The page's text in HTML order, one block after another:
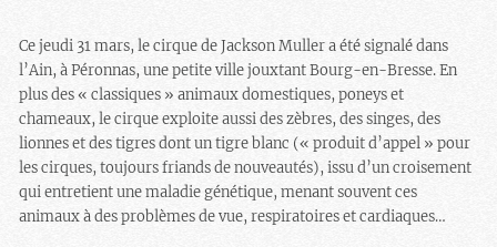
Ce jeudi 31 mars, le cirque de Jackson Muller a été signalé dans
l’Ain, à Péronnas, une petite ville jouxtant Bourg-en-Bresse. En
plus des « classiques » animaux domestiques, poneys et
chameaux, le cirque exploite aussi des zèbres, des singes, des
lionnes et des tigres dont un tigre blanc (« produit d’appel » pour
les cirques, toujours friands de nouveautés), issu d’un croisement
qui entretient une maladie génétique, menant souvent ces
animaux à des problèmes de vue, respiratoires et cardiaques…